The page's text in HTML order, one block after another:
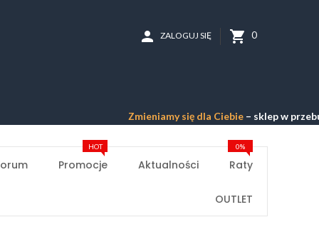
shopping_cart 0
person ZALOGUJ SIĘ
Zmieniamy się dla Ciebie– sklep w przebudowie
Promocje
HOT
Aktualności Raty
0%
OUTLET